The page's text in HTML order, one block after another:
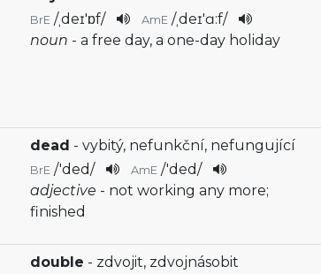
BrE /ˌdeɪ'ɒf/ AmE /ˌdeɪ'ɑ:f/
noun - a free day, a one-day holiday
dead - vybitý, nefunkční, nefungující
BrE /'ded/ AmE /'ded/
adjective - not working any more;
finished
double - zdvojit, zdvojnásobit